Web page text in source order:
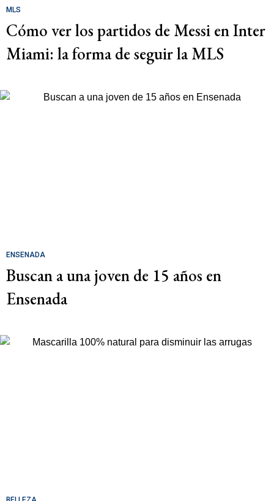
MLS
Cómo ver los partidos de Messi en Inter
Miami: la forma de seguir la MLS
ENSENADA
Buscan a una joven de 15 años en
Ensenada